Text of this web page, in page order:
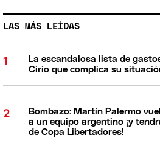
LAS MÁS LEÍDAS
La escandalosa lista de
Cirio que complica su
Bombazo: Martín Palermo
a un equipo argentino ¡y
de Copa Libertadores!